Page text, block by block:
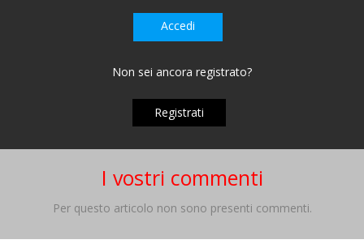
Accedi
Non sei ancora registrato?
Registrati
I vostri commenti
Per questo articolo non sono presenti commenti.